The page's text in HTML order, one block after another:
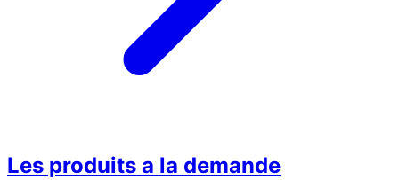
Les produits a la demande